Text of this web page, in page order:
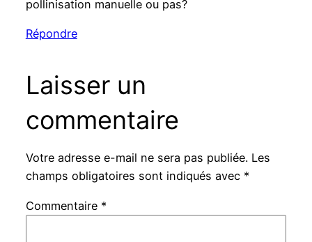
pollinisation manuelle ou pas?
Répondre
Laisser un
commentaire
Votre adresse e-mail ne sera pas publiée. Les
champs obligatoires sont indiqués avec *
Commentaire *